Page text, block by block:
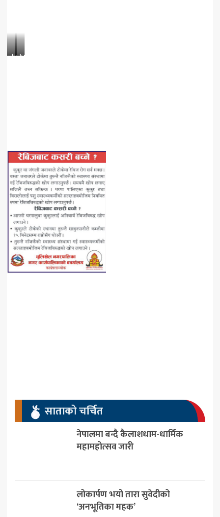
IssueIssue
साताको चर्चित
नेपालमा बन्दै कैलाशधाम-धार्मिक
महामहोत्सव जारी
लोकार्पण भयो तारा सुवेदीको
‘अनभूतिका महक’